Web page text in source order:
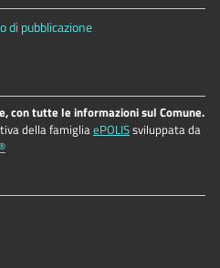
di pubblicazione
con tutte le informazioni sul Comune.
della famigliaePOLISsviluppata da